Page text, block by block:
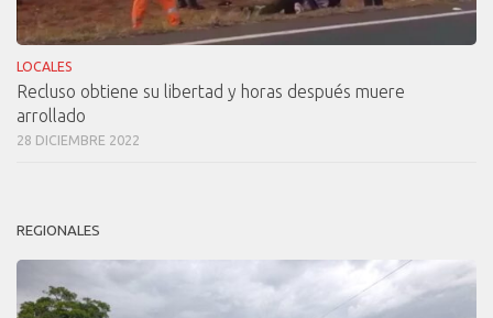
LOCALES
Recluso obtiene su libertad y horas después muere
arrollado
28 DICIEMBRE 2022
REGIONALES